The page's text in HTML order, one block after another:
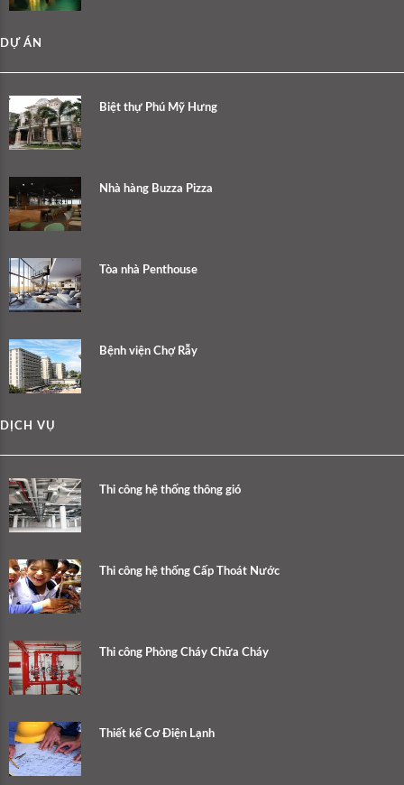
DỰ ÁN
Biệt thự Phú Mỹ Hưng
Nhà hàng Buzza Pizza
Tòa nhà Penthouse
Bệnh viện Chợ Rẫy
DỊCH VỤ
Thi công hệ thống thông gió
Thi công hệ thống Cấp Thoát Nước
Thi công Phòng Cháy Chữa Cháy
Thiết kế Cơ Điện Lạnh